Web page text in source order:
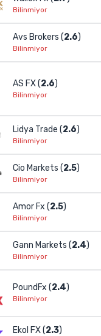
Bilinmiyor
Avs Brokers (2.6)
Bilinmiyor
AS FX (2.6)
Bilinmiyor
Lidya Trade (2.6)
Bilinmiyor
Cio Markets (2.5)
Bilinmiyor
Amor Fx (2.5)
Bilinmiyor
Gann Markets (2.4)
Bilinmiyor
PoundFx (2.4)
Bilinmiyor
Ekol FX (2.3)